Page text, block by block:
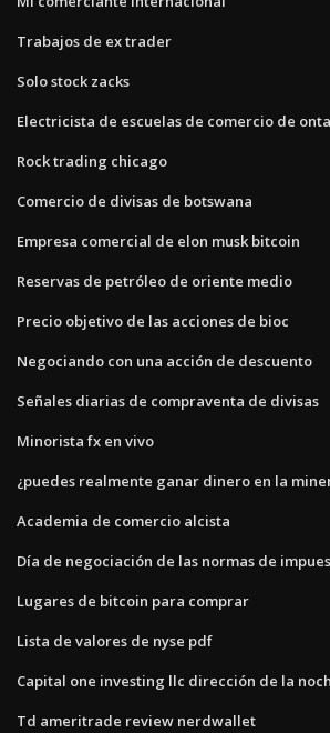
Trabajos de ex trader
Solo stock zacks
Electricista de escuelas de comercio de
Rock trading chicago
Comercio de divisas de botswana
Empresa comercial de elon musk bitcoin
Reservas de petróleo de oriente medio
Precio objetivo de las acciones de bioc
Negociando con una acción de descuento
Señales diarias de compraventa de divisas
Minorista fx en vivo
¿puedes realmente ganar dinero en la
Academia de comercio alcista
Día de negociación de las normas de
Lugares de bitcoin para comprar
Lista de valores de nyse pdf
Capital one investing llc dirección de la
Td ameritrade review nerdwallet